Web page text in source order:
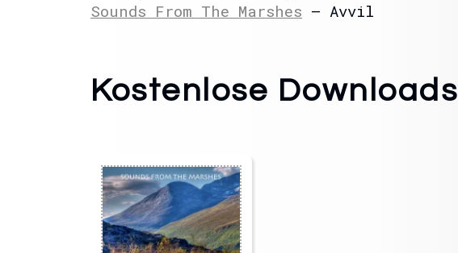
Sounds From The Marshes – Avvil
Kostenlose Downloads